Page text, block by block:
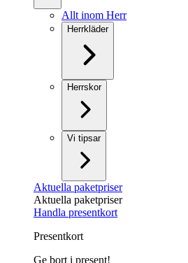
Allt inom Herr
Herrkläder
Herrskor
Vi tipsar
Aktuella paketpriser
Aktuella paketpriser
Handla presentkort
Presentkort
Ge bort i present!